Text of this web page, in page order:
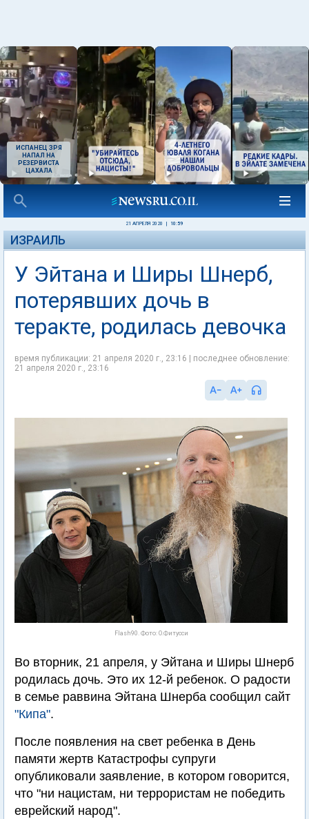
ИСПАНЕЦ ЗРЯ
НАПАЛ НА
РЕЗЕРВИСТА
ЦАХАЛА
21 АПРЕЛЯ 2020 10:59
ИЗРАИЛЬ
У Эйтана и Ширы Шнерб,
потерявших дочь в
теракте, родилась девочка
время публикации: 21 апреля 2020 г., 23:16 | последнее обновление:
21 апреля 2020 г., 23:16
Flash90. Фото: О.Фитусси
Во вторник, 21 апреля, у Эйтана и Ширы Шнерб
родилась дочь. Это их 12-й ребенок. О радости
в семье раввина Эйтана Шнерба сообщил сайт
"Кипа".
После появления на свет ребенка в День
памяти жертв Катастрофы супруги
опубликовали заявление, в котором говорится,
что "ни нацистам, ни террористам не победить
еврейский народ".